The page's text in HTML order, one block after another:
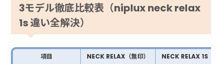
3モデル徹底比較表（niplux neck relax
1s 違い全解決）
項目 NECK RELAX（無印） NECK RELAX 1S